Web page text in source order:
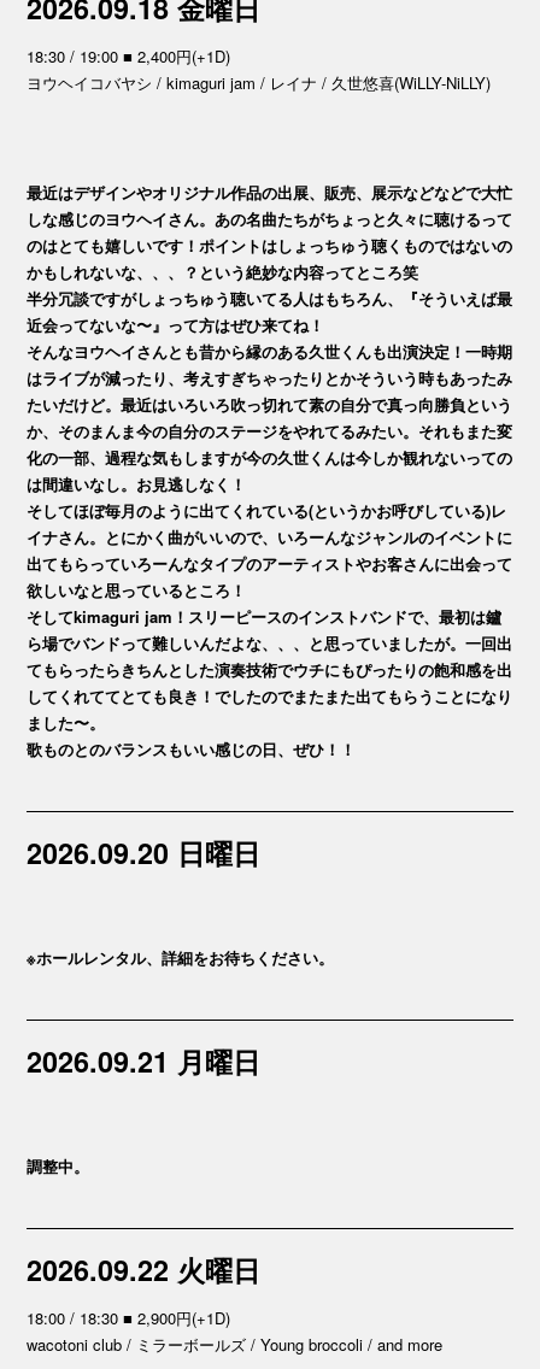
18:30 / 19:00 ■ 2,400円(+1D)
ヨウヘイコバヤシ / kimaguri jam / レイナ / 久世悠喜(WiLLY-NiLLY)
最近はデザインやオリジナル作品の出展、販売、展示などなどで大忙
しな感じのヨウヘイさん。あの名曲たちがちょっと久々に聴けるって
のはとても嬉しいです！ポイントはしょっちゅう聴くものではないの
かもしれないな、、、？という絶妙な内容ってところ笑
半分冗談ですがしょっちゅう聴いてる人はもちろん、『そういえば最
近会ってないな〜』って方はぜひ来てね！
そんなヨウヘイさんとも昔から縁のある久世くんも出演決定！一時期
はライブが減ったり、考えすぎちゃったりとかそういう時もあったみ
たいだけど。最近はいろいろ吹っ切れて素の自分で真っ向勝負という
か、そのまんま今の自分のステージをやれてるみたい。それもまた変
化の一部、過程な気もしますが今の久世くんは今しか観れないっての
は間違いなし。お見逃しなく！
そしてほぼ毎月のように出てくれている(というかお呼びしている)レ
イナさん。とにかく曲がいいので、いろーんなジャンルのイベントに
出てもらっていろーんなタイプのアーティストやお客さんに出会って
欲しいなと思っているところ！
そしてkimaguri jam！スリーピースのインストバンドで、最初は鑪
ら場でバンドって難しいんだよな、、、と思っていましたが。一回出
てもらったらきちんとした演奏技術でウチにもぴったりの飽和感を出
してくれててとても良き！でしたのでまたまた出てもらうことになり
ました〜。
歌ものとのバランスもいい感じの日、ぜひ！！
2026.09.20 日曜日
※ホールレンタル、詳細をお待ちください。
2026.09.21 月曜日
調整中。
2026.09.22 火曜日
18:00 / 18:30 ■ 2,900円(+1D)
wacotoni club / ミラーボールズ / Young broccoli / and more